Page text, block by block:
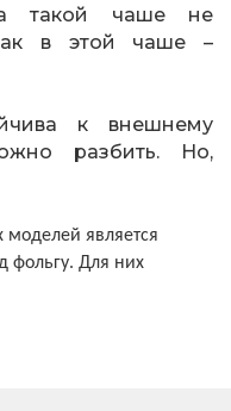
такой чаше не
в этой чаше –
к внешнему
разбить. Но,
является
фольгу. Для них